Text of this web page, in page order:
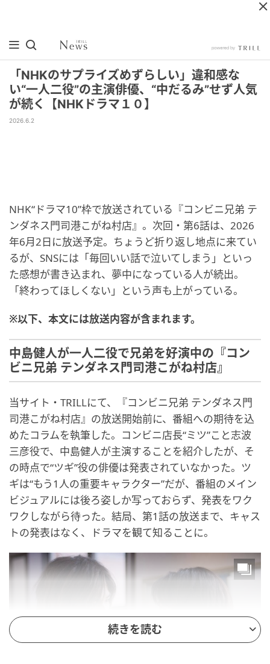
「NHKのサプライズめずらしい」違和感な
い“一人二役”の主演俳優、“中だるみ”せず人気
が続く【NHKドラマ１０】
2026.6.2
NHK“ドラマ10”枠で放送されている『コンビニ兄弟 テ
ンダネス門司港こがね村店』。次回・第6話は、2026
年6月2日に放送予定。ちょうど折り返し地点に来てい
るが、SNSには「毎回いい話で泣いてしまう」といっ
た感想が書き込まれ、夢中になっている人が続出。
「終わってほしくない」という声も上がっている。
※以下、本文には放送内容が含まれます。
中島健人が一人二役で兄弟を好演中の『コン
ビニ兄弟 テンダネス門司港こがね村店』
当サイト・TRILLにて、『コンビニ兄弟 テンダネス門
司港こがね村店』の放送開始前に、番組への期待を込
めたコラムを執筆した。コンビニ店長“ミツ”こと志波
三彦役で、中島健人が主演することを紹介したが、そ
の時点で“ツギ”役の俳優は発表されていなかった。ツ
ギは“もう1人の重要キャラクター”だが、番組のメイン
ビジュアルには後ろ姿しか写っておらず、発表をワク
ワクしながら待った。結局、第1話の放送まで、キャス
トの発表はなく、ドラマを観て知ることに。
続きを読む